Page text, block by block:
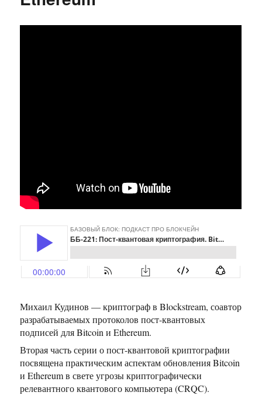
Михаил Кудинов — криптограф в Blockstream, соавтор
разрабатываемых протоколов пост-квантовых
подписей для Bitcoin и Ethereum.
Вторая часть серии о пост-квантовой криптографии
посвящена практическим аспектам обновления Bitcoin
и Ethereum в свете угрозы криптографически
релевантного квантового компьютера (CRQC).